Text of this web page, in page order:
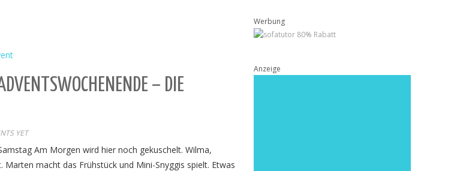
– DIE
YET
Am Morgen wird hier noch gekuschelt. Wilma,
macht das Frühstück und Mini-Snyggis spielt. Etwas
Werbung
Anzeige